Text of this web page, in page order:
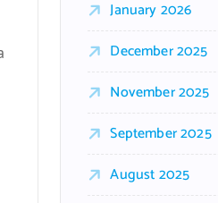
January 2026
December 2025
November 2025
September 2025
August 2025